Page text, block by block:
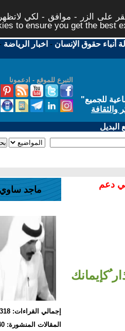
على الزر - موافق - لكي
to ensure you get the best
أنباء حقوق الإنسان - اخبار الرياضة
التبرع للموقع - ادعمونا
للجميع"
والثقافة
البديل
دعم
ُكإيمانك
ماجد ساوي
إجمالي القراءات: 1,117,318
المقالات المنشورة: 240